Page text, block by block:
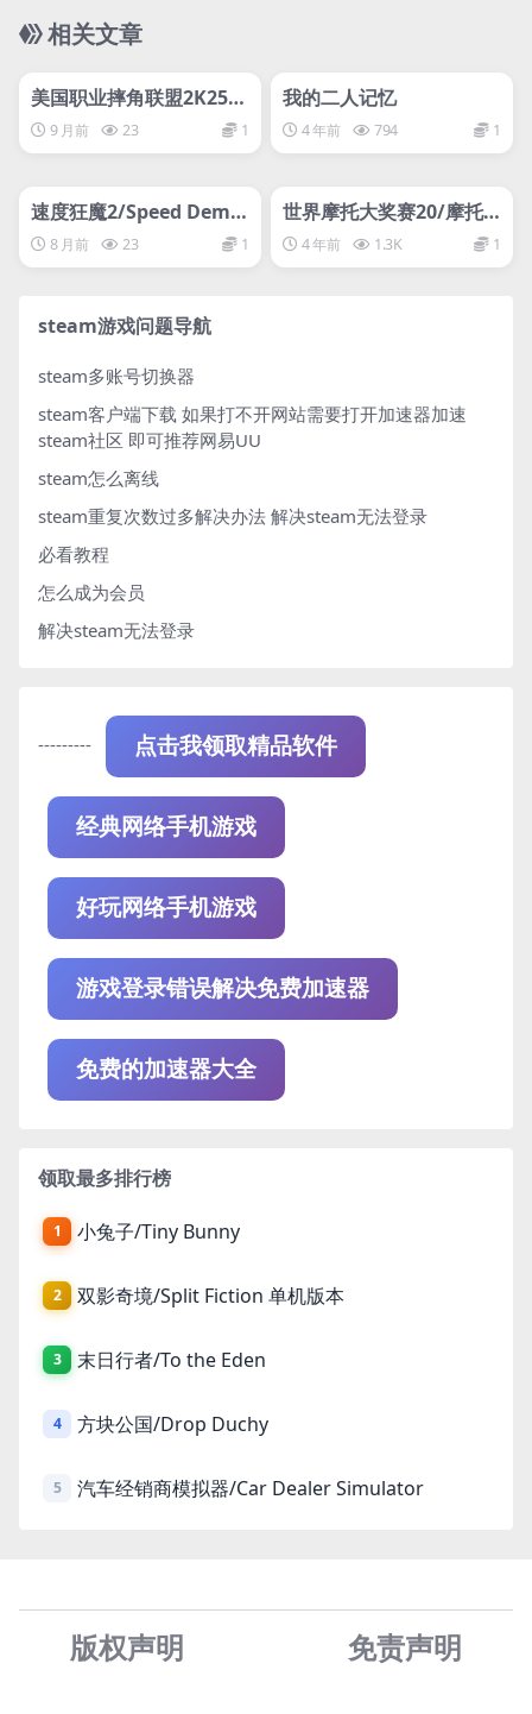
相关文章
网盘下载游戏
美国职业摔角联盟2K25/
WWE 2K25
9 月前 23 1
我的二人记忆
4 年前 794 1
网盘下载游戏
速度狂魔2/Speed Demo
ns 28 月前 23 1
网盘下载游戏
世界摩托大奖赛20/摩托G
P204 年前 1.3K 1
steam游戏问题导航
steam多账号切换器
steam客户端下载 如果打不开网站需要打开加速器加速
steam社区 即可推荐网易UU
steam怎么离线
steam重复次数过多解决办法 解决steam无法登录
必看教程
怎么成为会员
解决steam无法登录
--------- 点击我领取精品软件
经典网络手机游戏
好玩网络手机游戏
游戏登录错误解决免费加速器
免费的加速器大全
领取最多排行榜
1 小兔子/Tiny Bunny
2 双影奇境/Split Fiction 单机版本
3 末日行者/To the Eden
4 方块公国/Drop Duchy
5 汽车经销商模拟器/Car Dealer Simulator
版权声明 免责声明